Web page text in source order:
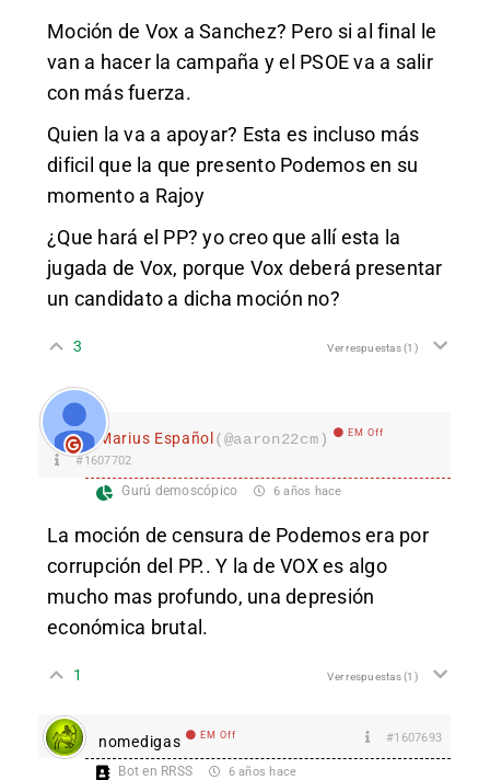
Moción de Vox a Sanchez? Pero si al final le
van a hacer la campaña y el PSOE va a salir
con más fuerza.
Quien la va a apoyar? Esta es incluso más
dificil que la que presento Podemos en su
momento a Rajoy
¿Que hará el PP? yo creo que allí esta la
jugada de Vox, porque Vox deberá presentar
un candidato a dicha moción no?
3 Ver respuestas(1)
Marius Español(@aaron22cm) EM Off
#1607702
Gurú demoscópico 6 años hace
La moción de censura de Podemos era por
corrupción del PP.. Y la de VOX es algo
mucho mas profundo, una depresión
económica brutal.
1 Ver respuestas(1)
nomedigas EM Off #1607693
Bot en RRSS 6 años hace